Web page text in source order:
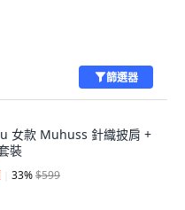
篩選器
女款 Muhuss 針織披肩 +
裝
33%$599